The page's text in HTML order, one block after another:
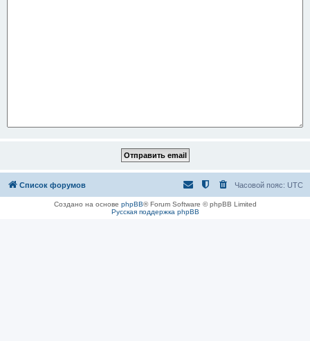
Список форумов Часовой пояс: UTC
Создано на основе phpBB® Forum Software © phpBB Limited
Русская поддержка phpBB